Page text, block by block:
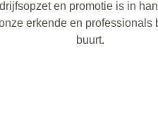
en promotie is in
erkende en professionals
buurt.